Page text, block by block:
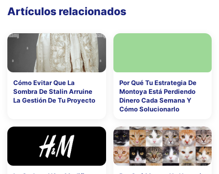
Artículos relacionados
Cómo Evitar Que La
Sombra De Stalin Arruine
La Gestión De Tu Proyecto
Por Qué Tu Estrategia De
Montoya Está Perdiendo
Dinero Cada Semana Y
Cómo Solucionarlo